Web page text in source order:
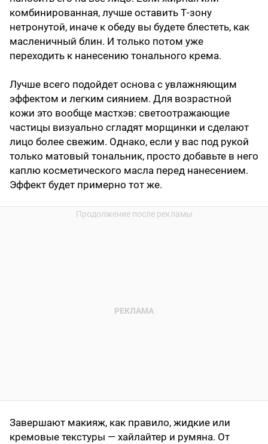
комбинированная, лучше оставить Т‑зону
нетронутой, иначе к обеду вы будете блестеть, как
масленичный блин. И только потом уже
переходить к нанесению тонального крема.
Лучше всего подойдет основа с увлажняющим
эффектом и легким сиянием. Для возрастной
кожи это вообще мастхэв: светоотражающие
частицы визуально сгладят морщинки и сделают
лицо более свежим. Однако, если у вас под рукой
только матовый тональник, просто добавьте в него
каплю косметического масла перед нанесением.
Эффект будет примерно тот же.
Завершают макияж, как правило, жидкие или
кремовые текстуры — хайлайтер и румяна. От